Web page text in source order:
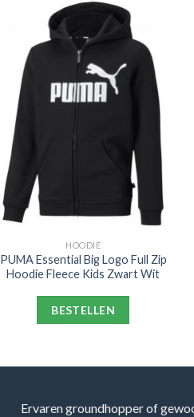
HOODIE
PUMA Essential Big Logo Full Zip
Hoodie Fleece Kids Zwart Wit
BESTELLEN
Ervaren groundhopper of